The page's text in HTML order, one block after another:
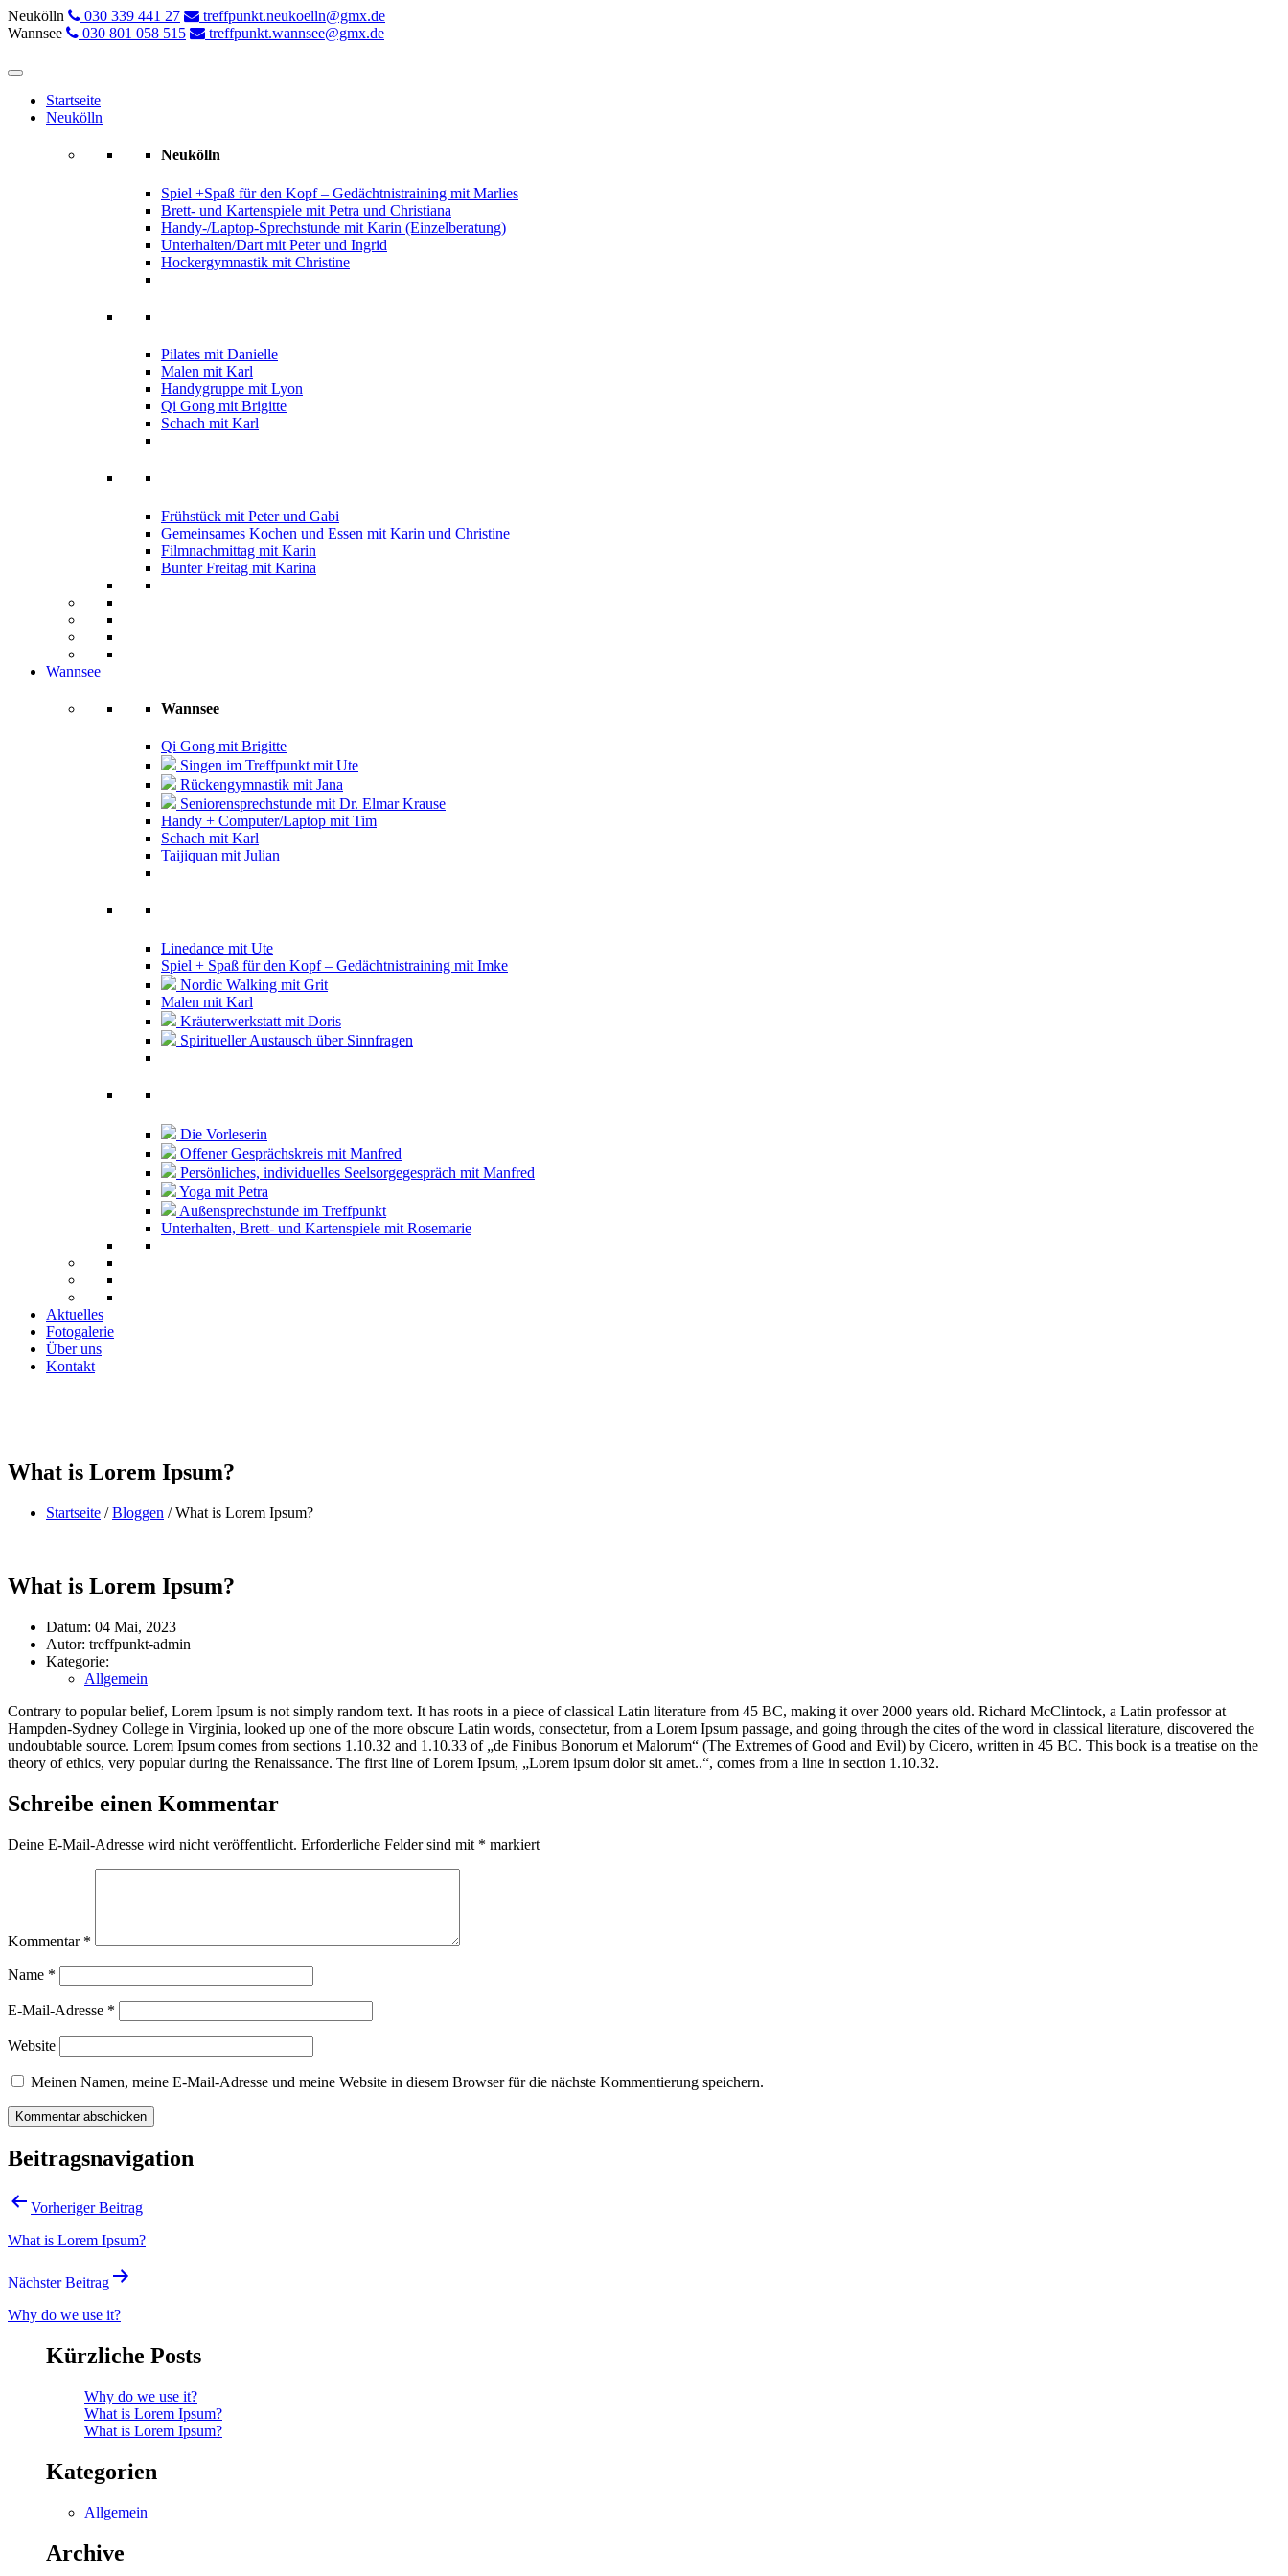
Neukölln 030 339 441 27
treffpunkt.neukoelln@gmx.de
Wannsee
030 801 058 515 treffpunkt.wannsee@gmx.de
Startseite
Neukölln
Neukölln
Spiel +Spaß für den Kopf – Gedächtnistraining mit Marlies
Brett- und Kartenspiele mit Petra und Christiana
Handy-/Laptop-Sprechstunde mit Karin (Einzelberatung)
Unterhalten/Dart mit Peter und Ingrid
Hockergymnastik mit Christine
Pilates mit Danielle
Malen mit Karl
Handygruppe mit Lyon
Qi Gong mit Brigitte
Schach mit Karl
Frühstück mit Peter und Gabi
Gemeinsames Kochen und Essen mit Karin und Christine
Filmnachmittag mit Karin
Bunter Freitag mit Karina
Wannsee
Wannsee
Qi Gong mit Brigitte
Singen im Treffpunkt mit Ute
Rückengymnastik mit Jana
Seniorensprechstunde mit Dr. Elmar Krause
Handy + Computer/Laptop mit Tim
Schach mit Karl
Taijiquan mit Julian
Linedance mit Ute
Spiel + Spaß für den Kopf – Gedächtnistraining mit Imke
Nordic Walking mit Grit
Malen mit Karl
Kräuterwerkstatt mit Doris
Spiritueller Austausch über Sinnfragen
Die Vorleserin
Offener Gesprächskreis mit Manfred
Persönliches, individuelles Seelsorgegespräch mit Manfred
Yoga mit Petra
Außensprechstunde im Treffpunkt
Unterhalten, Brett- und Kartenspiele mit Rosemarie
Aktuelles
Fotogalerie
Über uns
Kontakt
What is Lorem Ipsum?
Startseite /Bloggen /What is Lorem Ipsum?
What is Lorem Ipsum?
Datum: 04 Mai, 2023
Autor: treffpunkt-admin
Kategorie:
Allgemein
Contrary to popular belief, Lorem Ipsum is not simply random text. It has roots in a piece of classical Latin literature from 45 BC, making it over 2000 years old. Richard McClintock, a Latin professor at
Hampden-Sydney College in Virginia, looked up one of the more obscure Latin words, consectetur, from a Lorem Ipsum passage, and going through the cites of the word in classical literature, discovered the
undoubtable source. Lorem Ipsum comes from sections 1.10.32 and 1.10.33 of „de Finibus Bonorum et Malorum“ (The Extremes of Good and Evil) by Cicero, written in 45 BC. This book is a treatise on the
theory of ethics, very popular during the Renaissance. The first line of Lorem Ipsum, „Lorem ipsum dolor sit amet..“, comes from a line in section 1.10.32.
Schreibe einen Kommentar
Deine E-Mail-Adresse wird nicht veröffentlicht. Erforderliche Felder sind mit * markiert
Kommentar *
Name *
E-Mail-Adresse *
Website
Meinen Namen, meine E-Mail-Adresse und meine Website in diesem Browser für die nächste Kommentierung speichern.
Beitragsnavigation
Vorheriger Beitrag
What is Lorem Ipsum?
Nächster Beitrag
Why do we use it?
Kürzliche Posts
Why do we use it?
What is Lorem Ipsum?
What is Lorem Ipsum?
Kategorien
Allgemein
Archive